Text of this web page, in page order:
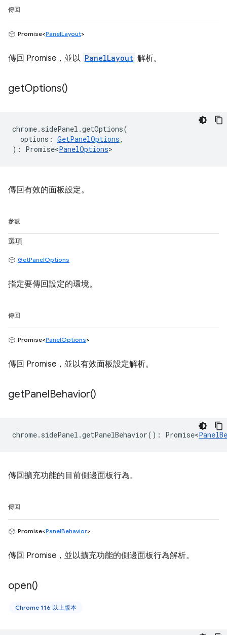
傳回
Promise<PanelLayout>
傳回 Promise，並以 PanelLayout 解析。
getOptions()
chrome. sidePanel .getOptions(
options : GetPanelOptions,
) : Promise<PanelOptions>
傳回有效的面板設定。
參數
選項
GetPanelOptions
指定要傳回設定的環境。
傳回
Promise<PanelOptions>
傳回 Promise，並以有效面板設定解析。
getPanelBehavior()
chrome. sidePanel .getPanelBehavior() : Promise<
傳回擴充功能的目前側邊面板行為。
傳回
Promise<PanelBehavior>
傳回 Promise，並以擴充功能的側邊面板行為解析。
open()
Chrome 116 以上版本